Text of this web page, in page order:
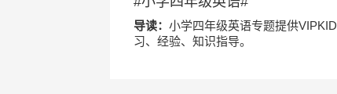
导读： 小学四年级英语专题提供
习、经验、知识指导。